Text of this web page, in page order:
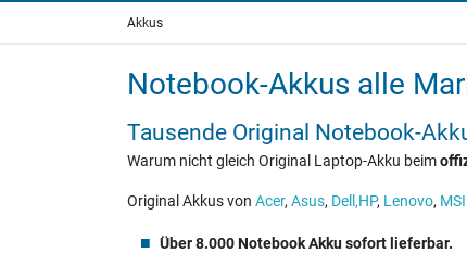
Akkus
Notebook‑Akkus alle
Tausende Original
Warum nicht gleich Original Laptop-Akku beim
Original Akkus von Acer, Asus, Dell,HP, Lenovo, MSI
Über 8.000 Notebook Akku sofort lieferbar.